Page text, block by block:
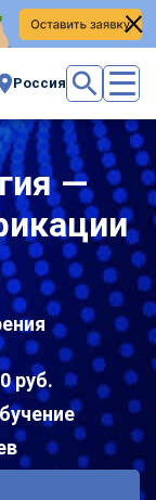
Россия
—
руб.